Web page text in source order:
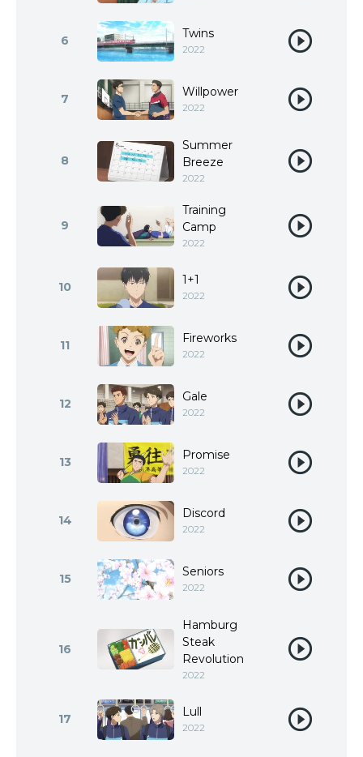
6 Twins
2022
7 Willpower
2022
8
Summer
Breeze
2022
9
Training
Camp
2022
10 1+1
2022
11 Fireworks
2022
12 Gale
2022
13 Promise
2022
14 Discord
2022
15 Seniors
2022
16
Hamburg
Steak
Revolution
2022
17 Lull
2022